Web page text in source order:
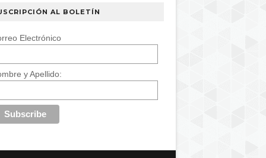
AL BOLETÍN
Electrónico
y Apellido: